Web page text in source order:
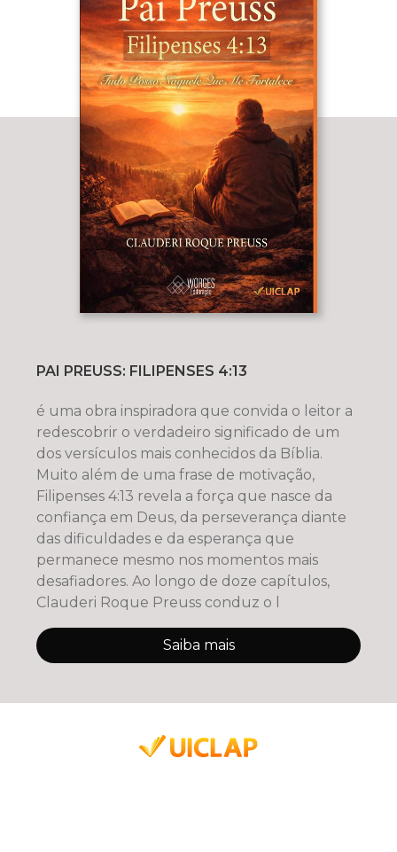
PAI PREUSS: FILIPENSES 4:13
é uma obra inspiradora que convida o leitor a
redescobrir o verdadeiro significado de um
dos versículos mais conhecidos da Bíblia.
Muito além de uma frase de motivação,
Filipenses 4:13 revela a força que nasce da
confiança em Deus, da perseverança diante
das dificuldades e da esperança que
permanece mesmo nos momentos mais
desafiadores. Ao longo de doze capítulos,
Clauderi Roque Preuss conduz o l
Saiba mais